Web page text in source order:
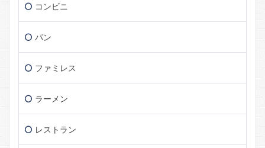
コンビニ
パン
ファミレス
ラーメン
レストラン